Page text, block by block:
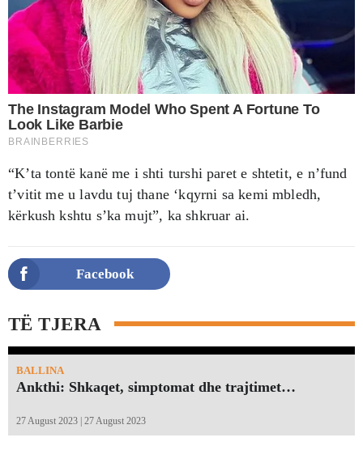
“K’ta tontë kanë me i shti turshi paret e shtetit, e n’fund
t’vitit me u lavdu tuj thane ‘kqyrni sa kemi mbledh,
kërkush kshtu s’ka mujt”, ka shkruar ai.
Facebook
TË TJERA
BALLINA
Ankthi: Shkaqet, simptomat dhe trajtimet…
27 August 2023 | 27 August 2023